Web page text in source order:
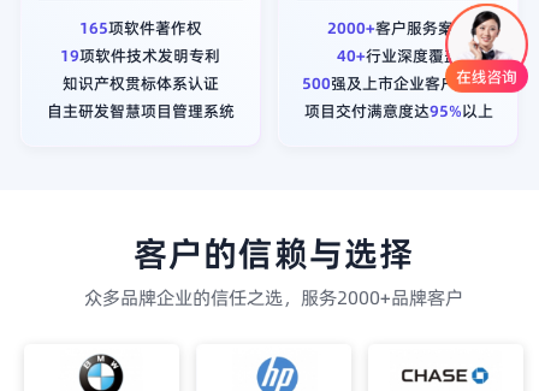
165项软件著作权
19项软件技术发明专利
知识产权贯标体系认证
自主研发智慧项目管理系统
2000+客户服务案例
40+行业深度覆盖
500强及上市企业客户200+
项目交付满意度达95%以上
客户的信赖与选择
众多品牌企业的信任之选，服务2000+品牌客户